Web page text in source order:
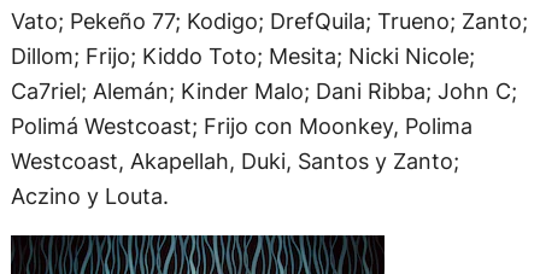
Vato; Pekeño 77; Kodigo; DrefQuila; Trueno; Zanto;
Dillom; Frijo; Kiddo Toto; Mesita; Nicki Nicole;
Ca7riel; Alemán; Kinder Malo; Dani Ribba; John C;
Polimá Westcoast; Frijo con Moonkey, Polima
Westcoast, Akapellah, Duki, Santos y Zanto;
Aczino y Louta.